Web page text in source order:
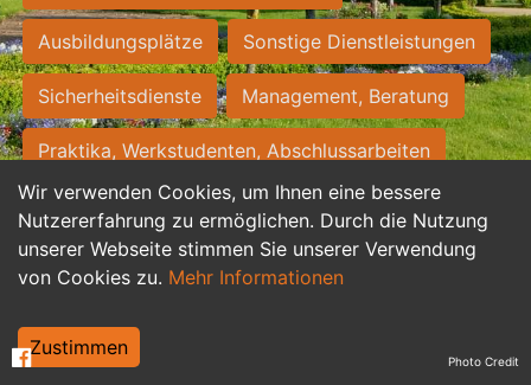
Wir verwenden Cookies, um Ihnen eine bessere
Nutzererfahrung zu ermöglichen. Durch die Nutzung
unserer Webseite stimmen Sie unserer Verwendung
von Cookies zu. Mehr Informationen
Zustimmen
Ausbildungsplätze Sonstige Dienstleistungen
Sicherheitsdienste Management, Beratung
Praktika, Werkstudenten, Abschlussarbeiten
Personalwesen Assistenz, Sekretariat
Hilfskräfte, Aushilfs- und Nebenjobs
Weiterbildung, Studium, duale Ausbildung Photo Credit